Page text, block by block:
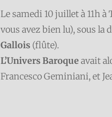
Le samedi 10 juillet à 11h
vous avez bien lu), sous la
Gallois (flûte).
L’Univers Baroque avait
Francesco Geminiani, et